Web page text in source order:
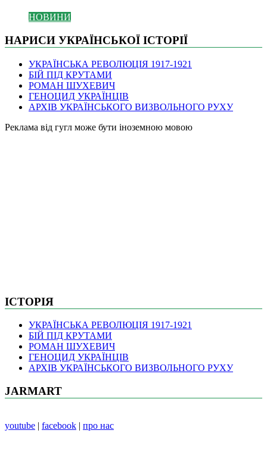
НОВИНИ
НАРИСИ УКРАЇНСЬКОЇ ІСТОРІЇ
УКРАЇНСЬКА РЕВОЛЮЦІЯ 1917-1921
БІЙ ПІД КРУТАМИ
РОМАН ШУХЕВИЧ
ГЕНОЦИД УКРАЇНЦІВ
АРХІВ УКРАЇНСЬКОГО ВИЗВОЛЬНОГО РУХУ
Pеклама від гугл може бути іноземною мовою
ІСТОРІЯ
УКРАЇНСЬКА РЕВОЛЮЦІЯ 1917-1921
БІЙ ПІД КРУТАМИ
РОМАН ШУХЕВИЧ
ГЕНОЦИД УКРАЇНЦІВ
АРХІВ УКРАЇНСЬКОГО ВИЗВОЛЬНОГО РУХУ
JARMART
youtube | facebook | про нас